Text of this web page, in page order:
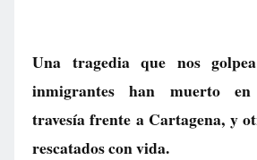
Una tragedia que nos
inmigrantes han muerto
travesía frente a Cartagena, y
rescatados con vida.